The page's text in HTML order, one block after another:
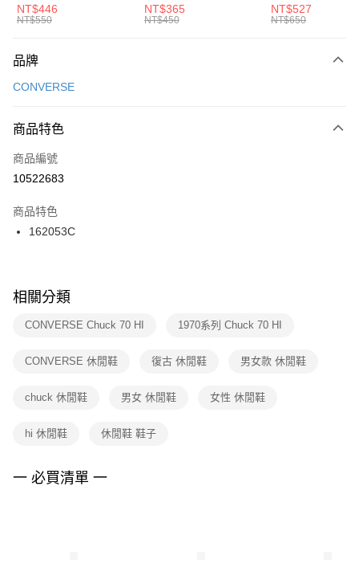
元大商業銀行
台灣樂天信用卡公司
AFTEE先享後付
【關於「AFTEE先享後付」】
便利好安心！
３．安心：先確認商品／服務後，再付款。
【「AFTEE先享後付」結帳流程】
１．於結帳方式選擇「AFTEE先享後付」後，將跳轉至「AFTEE先享後付」
２．訂單成立數日內，您將收到繳費通知簡訊。
３．收到繳費通知簡訊後14天內，點擊此簡訊中的連結，可透過四大超商／
ATM／網路銀行／等多元方式進行付款，方視為交易完成。
※ 交易是否成功請以「AFTEE先享後付 」之結帳頁面顯示為準，若有關於
是否繳費成功／繳費後需取消欲退款等相關疑問，請聯繫「AFTEE先享後付
客戶支援中心」 https://netprotections.freshdesk.com/support/home
１．透過由恩沛科技股份有限公司提供之「AFTEE先享後付」服務完成之交
權轉讓予恩沛科技股份有限公司。
３．未成年的使用者請事先徵得法定代理人或監護人之同意方可使用
４．使用「AFTEE先享後付」時，將依據個別帳號之用戶狀況，依本公司即
運送方式
每筆NT$100，滿NT$1,500(含以上)免運費
宅配
每筆NT$100，滿NT$1,500(含以上)免運費
付款後門市自取
每筆NT$100，滿NT$1,500(含以上)免運費
中統襪 FZ3393100
NT$446
NT$550
EMBRDY 男女 短統襪
FZ3073133
NT$365
NT$450
BA5871010
NT$527
NT$650
品牌
CONVERSE
商品特色
商品編號
10522683
商品特色
162053C
相關分類
CONVERSE Chuck 70 HI 1970系列 Chuck 70 HI
CONVERSE 休閒鞋 復古 休閒鞋 男女款 休閒鞋
chuck 休閒鞋 男女 休閒鞋 女性 休閒鞋
hi 休閒鞋 休閒鞋 鞋子
一 必買清單 一